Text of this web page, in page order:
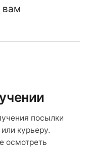
вам
посылки
курьеру.
осмотреть